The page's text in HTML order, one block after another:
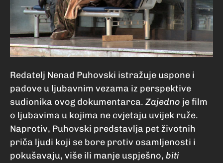
Redatelj Nenad Puhovski istražuje uspone i
padove u ljubavnim vezama iz perspektive
sudionika ovog dokumentarca. Zajedno je film
o ljubavima u kojima ne cvjetaju uvijek ruže.
Naprotiv, Puhovski predstavlja pet životnih
priča ljudi koji se bore protiv osamljenosti i
pokušavaju, više ili manje uspješno, biti